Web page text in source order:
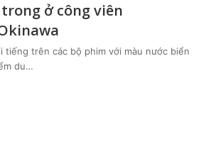
ở công viên
tiếng trên các bộ phim với màu nước biển
du…